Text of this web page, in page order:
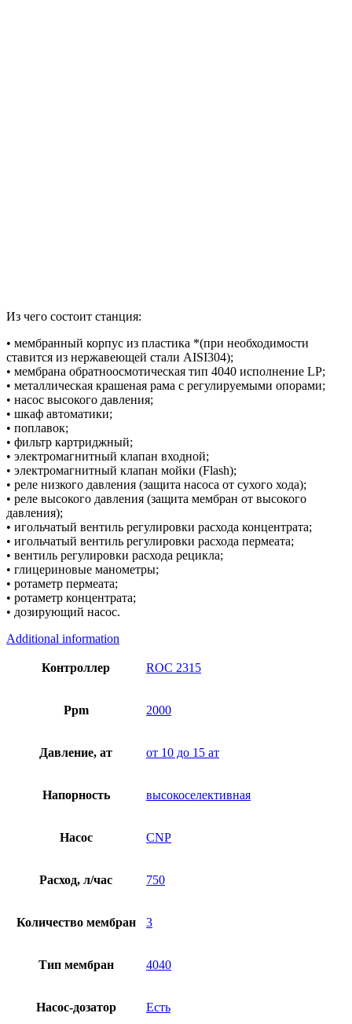
Из чего состоит станция:
• мембранный корпус из пластика *(при необходимости
ставится из нержавеющей стали AISI304);
• мембрана обратноосмотическая тип 4040 исполнение LP;
• металлическая крашеная рама с регулируемыми опорами;
• насос высокого давления;
• шкаф автоматики;
• поплавок;
• фильтр картриджный;
• электромагнитный клапан входной;
• электромагнитный клапан мойки (Flash);
• реле низкого давления (защита насоса от сухого хода);
• реле высокого давления (защита мембран от высокого
давления);
• игольчатый вентиль регулировки расхода концентрата;
• игольчатый вентиль регулировки расхода пермеата;
• вентиль регулировки расхода рецикла;
• глицериновые манометры;
• ротаметр пермеата;
• ротаметр концентрата;
• дозирующий насос.
Additional information
Контроллер ROC 2315
Ppm 2000
Давление, ат от 10 до 15 ат
Напорность высокоселективная
Насос CNP
Расход, л/час 750
Количество мембран 3
Тип мембран 4040
Насос-дозатор Есть